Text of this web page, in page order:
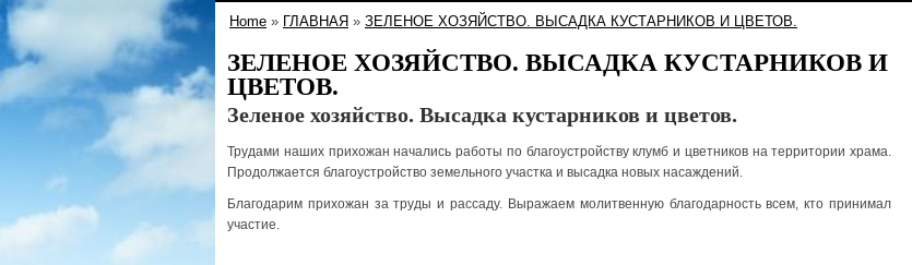
Home » ГЛАВНАЯ » ЗЕЛЕНОЕ ХОЗЯЙСТВО. ВЫСАДКА КУСТАРНИКОВ И ЦВЕТОВ.
ЗЕЛЕНОЕ ХОЗЯЙСТВО. ВЫСАДКА КУСТАРНИКОВ И
ЦВЕТОВ.
Зеленое хозяйство. Высадка кустарников и цветов.
Трудами наших прихожан начались работы по благоустройству клумб и цветников на территории храма.
Продолжается благоустройство земельного участка и высадка новых насаждений.
Благодарим прихожан за труды и рассаду. Выражаем молитвенную благодарность всем, кто принимал
участие.